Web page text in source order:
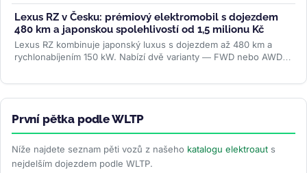
paliv. Rozdíl je...>>
Lexus RZ v Česku: prémiový elektromobil s dojezdem
480 km a japonskou spolehlivostí od 1,5 milionu Kč
Lexus RZ kombinuje japonský luxus s dojezdem až 480 km a
rychlonabíjením 150 kW. Nabízí dvě varianty — FWD nebo AWD
První pětka podle WLTP
Níže najdete seznam pěti vozů z našeho katalogu elektroaut s
nejdelším dojezdem podle WLTP.